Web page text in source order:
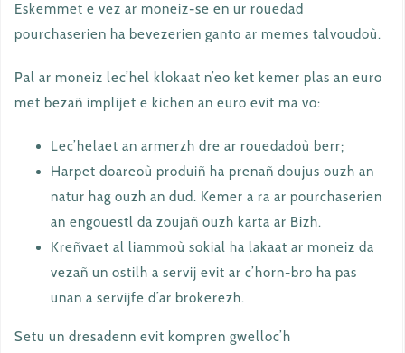
Eskemmet e vez ar moneiz-se en ur rouedad
pourchaserien ha bevezerien ganto ar memes talvoudoù.
Pal ar moneiz lec’hel klokaat n’eo ket kemer plas an euro
met bezañ implijet e kichen an euro evit ma vo:
Lec’helaet an armerzh dre ar rouedadoù berr;
Harpet doareoù produiñ ha prenañ doujus ouzh an
natur hag ouzh an dud. Kemer a ra ar pourchaserien
an engouestl da zoujañ ouzh karta ar Bizh.
Kreñvaet al liammoù sokial ha lakaat ar moneiz da
vezañ un ostilh a servij evit ar c’horn-bro ha pas
unan a servijfe d’ar brokerezh.
Setu un dresadenn evit kompren gwelloc’h